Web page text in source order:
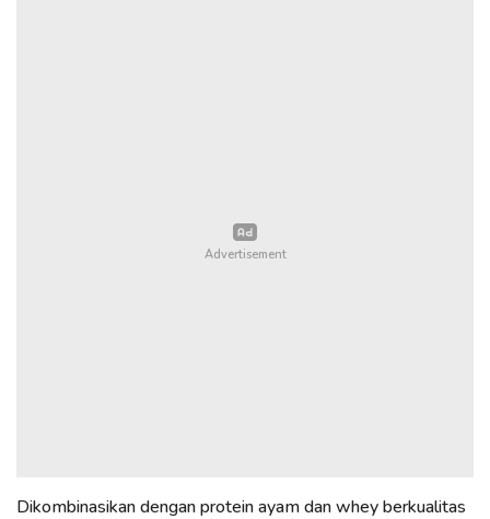
Dikombinasikan dengan protein ayam dan whey berkualitas